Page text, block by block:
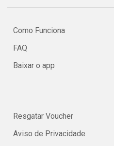
Como Funciona
FAQ
Baixar o app
Resgatar Voucher
Aviso de Privacidade